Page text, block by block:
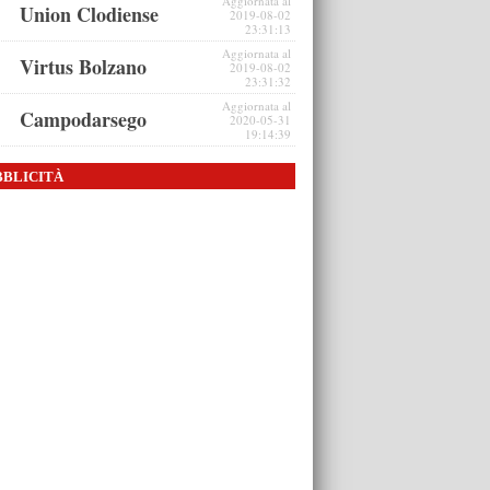
Union Clodiense
2019-08-02
23:31:13
Virtus Bolzano
Aggiornata al
2019-08-02
23:31:32
Campodarsego
Aggiornata al
2020-05-31
19:14:39